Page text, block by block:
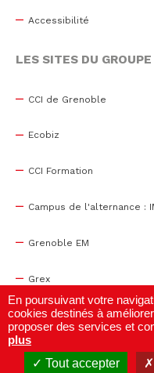
Accessibilité
LES SITES DU
CCI de Grenoble
Ecobiz
CCI Formation
Campus de l'alternance :
Grenoble EM
Grex
WTC Grenoble
Centre de congrès
En poursuivant votre
cookies destinés à
proposer des services et
plus
Tout accepter